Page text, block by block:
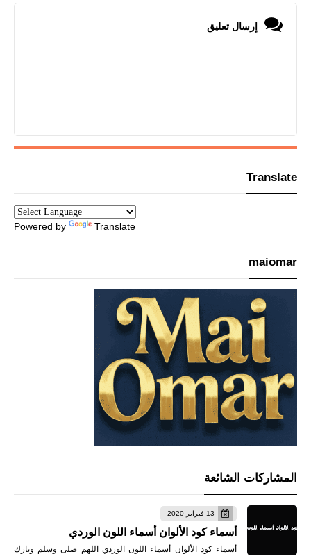
إرسال تعليق
Translate
Powered by Translate
maiomar
المشاركات الشائعة
13 فبراير 2020
أسماء كود الألوان أسماء اللون الوردي
أسماء كود الألوان أسماء اللون الوردي اللهم صلى وسلم وبارك